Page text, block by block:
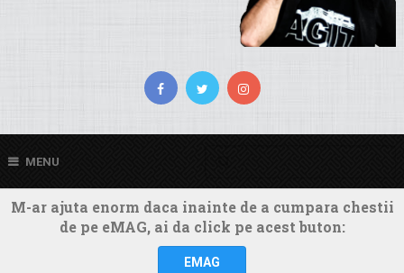
MENU
M-ar ajuta enorm daca inainte de a cumpara chestii
de pe eMAG, ai da click pe acest buton:
EMAG